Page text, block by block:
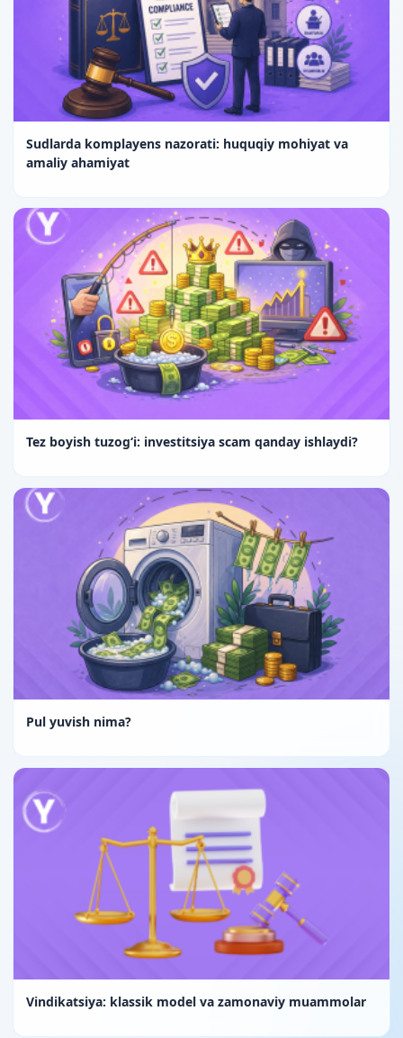
Sudlarda komplayens nazorati: huquqiy mohiyat va
amaliy ahamiyat
Tez boyish tuzog‘i: investitsiya scam qanday ishlaydi?
Pul yuvish nima?
Vindikatsiya: klassik model va zamonaviy muammolar